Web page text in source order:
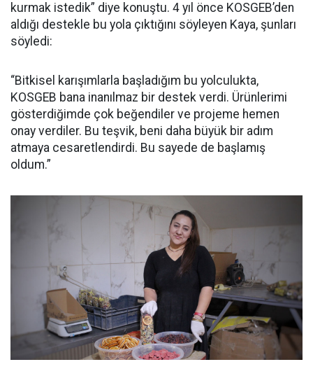
kurmak istedik” diye konuştu. 4 yıl önce KOSGEB’den
aldığı destekle bu yola çıktığını söyleyen Kaya, şunları
söyledi:
“Bitkisel karışımlarla başladığım bu yolculukta,
KOSGEB bana inanılmaz bir destek verdi. Ürünlerimi
gösterdiğimde çok beğendiler ve projeme hemen
onay verdiler. Bu teşvik, beni daha büyük bir adım
atmaya cesaretlendirdi. Bu sayede de başlamış
oldum.”